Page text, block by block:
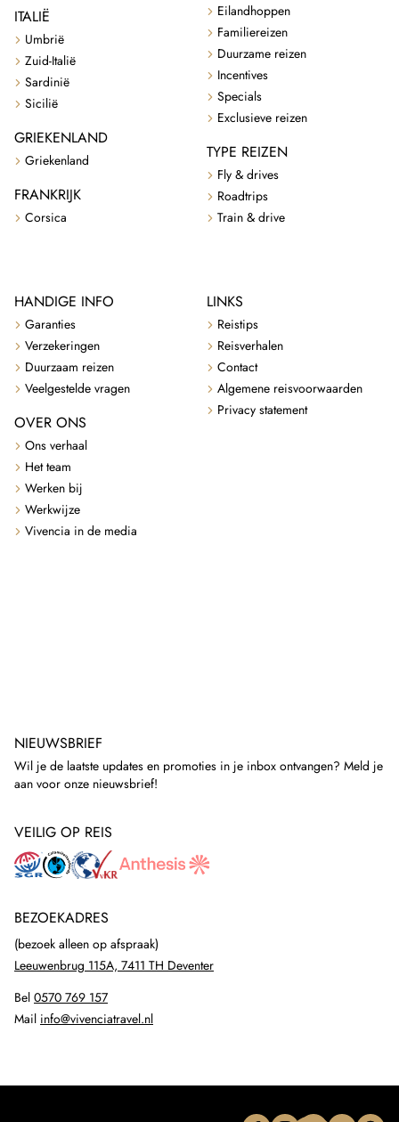
ITALIË
Umbrië
Zuid-Italië
Sardinië
Sicilië
GRIEKENLAND
Griekenland
FRANKRIJK
Corsica
Eilandhoppen
Familiereizen
Duurzame reizen
Incentives
Specials
Exclusieve reizen
TYPE REIZEN
Fly & drives
Roadtrips
Train & drive
HANDIGE INFO
Garanties
Verzekeringen
Duurzaam reizen
Veelgestelde vragen
OVER ONS
Ons verhaal
Het team
Werken bij
Werkwijze
Vivencia in de media
LINKS
Reistips
Reisverhalen
Contact
Algemene reisvoorwaarden
Privacy statement
NIEUWSBRIEF
Wil je de laatste updates en promoties in je inbox ontvangen? Meld je
aan voor onze nieuwsbrief!
VEILIG OP REIS
BEZOEKADRES
(bezoek alleen op afspraak)
Leeuwenbrug 115A, 7411 TH Deventer
Bel 0570 769 157
Mail info@vivenciatravel.nl